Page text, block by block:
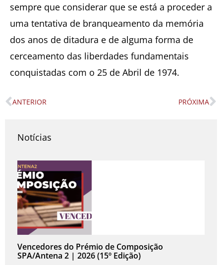
sempre que considerar que se está a proceder a
uma tentativa de branqueamento da memória
dos anos de ditadura e de alguma forma de
cerceamento das liberdades fundamentais
conquistadas com o 25 de Abril de 1974.
Prev
ANTERIOR PRÓXIMA
Notícias
Vencedores do Prémio de Composição
SPA/Antena 2 | 2026 (15º Edição)